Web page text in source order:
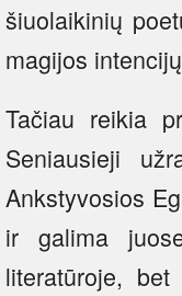
šiuolaikinių
magijos
Tačiau reikia
Seniausieji
Ankstyvosios
ir galima
literatūroje,